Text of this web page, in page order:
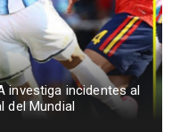
investiga incidentes al
del Mundial